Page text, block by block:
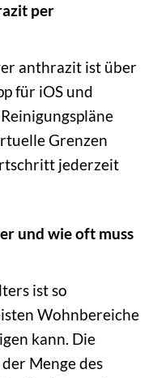
per
anthrazit ist über
für iOS und
Grenzen
jederzeit
und wie oft muss
ist so
Wohnbereiche
kann. Die
Menge des